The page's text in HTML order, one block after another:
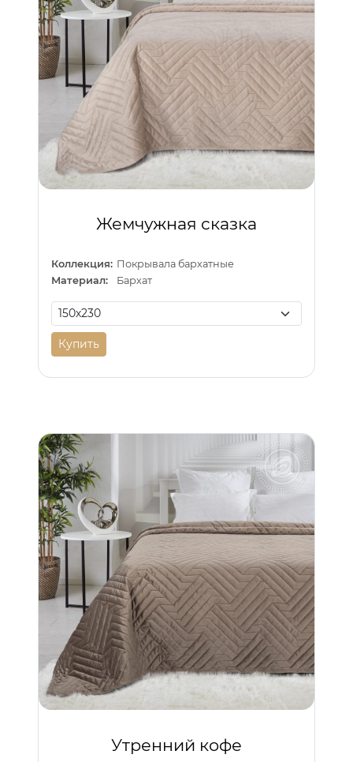
Жемчужная сказка
Коллекция: Покрывала бархатные
Материал:
Бархат
Купить
Утренний кофе